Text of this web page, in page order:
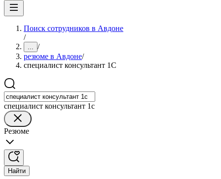
Поиск сотрудников в Авдоне
/
... /
резюме в Авдоне/
специалист консультант 1С
специалист консультант 1с
Резюме
Найти